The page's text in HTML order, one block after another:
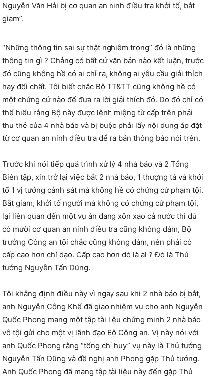
Nguyễn Văn Hải bị cơ quan an ninh điều tra khởi tố, bắt
giam”.
“Những thông tin sai sự thật nghiêm trọng” đó là những
thông tin gì ? Chẳng có bất cứ văn bản nào kết luận, trước
đó cũng không hề có ai chỉ ra, không ai yêu cầu giải thích
hay đổi chất. Tôi biết chắc Bộ TT&TT cũng không hề có
một chứng cứ nào để đưa ra lời giải thích đó. Do đó chỉ có
thể hiểu rằng Bộ này được lệnh miệng từ cấp trên phải
thu thẻ của 4 nhà báo và bị buộc phải lấy nội dung áp đặt
từ cơ quan an ninh điều tra để ra bản thông báo nói trên.
Trước khi nói tiếp quá trình xử lý 4 nhà báo và 2 Tổng
Biên tập, xin trở lại việc bắt 2 nhà báo, 1 thượng tá và khởi
tố 1 vị tướng cảnh sát mà không hề có chứng cứ phạm tội.
Bắt giam, khởi tố người mà không có chứng cứ phạm tội,
lại liên quan đến một vụ án đang xôn xao cả nước thì dù
có mười cơ quan an ninh điều tra cũng không dám, Bộ
trưởng Công an tôi chắc cũng không dám, nên phải có
cấp cao hơn chỉ đạo. Cấp cao hơn đó là ai ? Đó là Thủ
tướng Nguyễn Tấn Dũng.
Tôi khẳng định điều này vì ngay sau khi 2 nhà báo bị bắt,
anh Nguyễn Công Khế đã giao nhiệm vụ cho anh Nguyễn
Quốc Phong mang một tập tài liệu chứng minh 2 nhà báo
vô tội gửi cho một vị lãnh đạo Bộ Công an. Vị này nói với
anh Quốc Phong rằng “tổng chỉ huy” vụ này là Thủ tướng
Nguyễn Tấn Dũng và đề nghị anh Phong gặp Thủ tướng.
Anh Quốc Phong đã mang tập tài liệu này đến gặp Thủ